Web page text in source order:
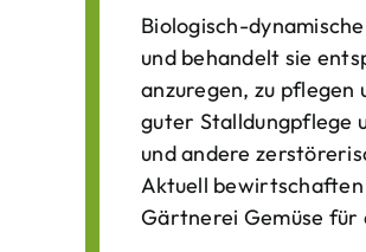
Biologisch-
und behandelt sie
anzuregen, zu
guter Stalldungpflege
und andere
Aktuell bewirtschaften
Gärtnerei Gemüse